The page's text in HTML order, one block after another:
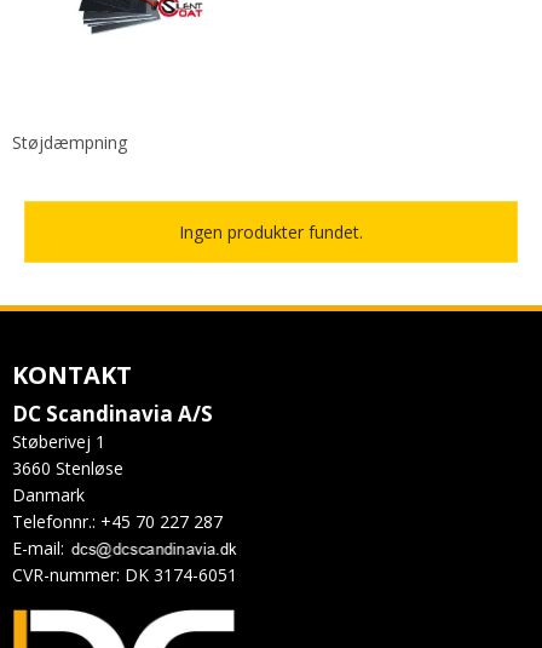
Støjdæmpning
Ingen produkter fundet.
KONTAKT
DC Scandinavia A/S
Støberivej 1
3660 Stenløse
Danmark
Telefonnr.: +45 70 227 287
E-mail:
CVR-nummer: DK 3174-6051